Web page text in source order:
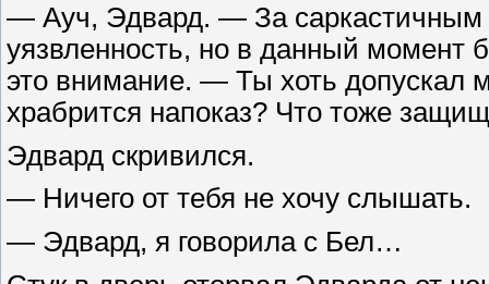
— Ауч, Эдвард. — За саркастичным
уязвленность, но в данный момент
это внимание. — Ты хоть допускал
храбрится напоказ? Что тоже
Эдвард скривился.
— Ничего от тебя не хочу слышать.
— Эдвард, я говорила с Бел…